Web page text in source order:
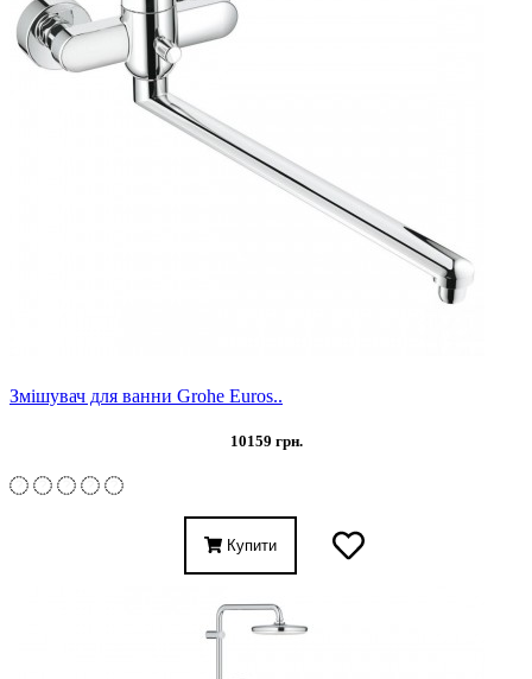
Змішувач для ванни Grohe Euros..
10159 грн.
Купити